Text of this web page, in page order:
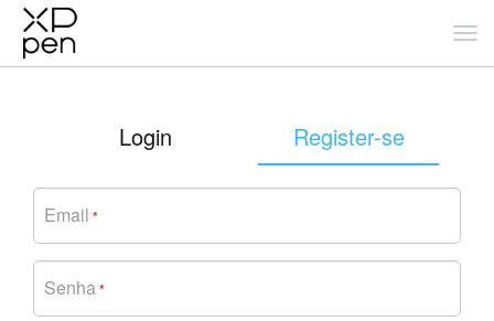
Login Register-se
Email *
Senha*